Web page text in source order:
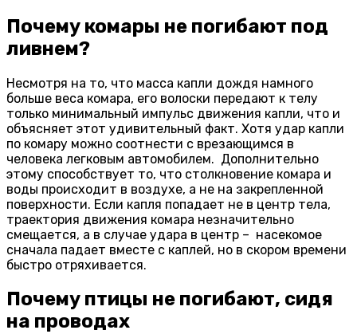
Почему комары не погибают под
ливнем?
Несмотря на то, что масса капли дождя намного
больше веса комара, его волоски передают к телу
только минимальный импульс движения капли, что и
объясняет этот удивительный факт. Хотя удар капли
по комару можно соотнести с врезающимся в
человека легковым автомобилем. Дополнительно
этому способствует то, что столкновение комара и
воды происходит в воздухе, а не на закрепленной
поверхности. Если капля попадает не в центр тела,
траектория движения комара незначительно
смещается, а в случае удара в центр – насекомое
сначала падает вместе с каплей, но в скором времени
быстро отряхивается.
Почему птицы не погибают, сидя
на проводах